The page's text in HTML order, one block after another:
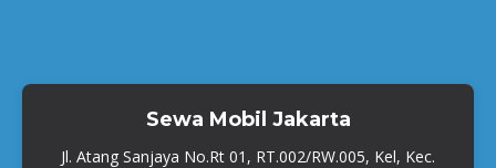
Sewa Mobil Jakarta
Jl. Atang Sanjaya No.Rt 01, RT.002/RW.005, Kel, Kec.